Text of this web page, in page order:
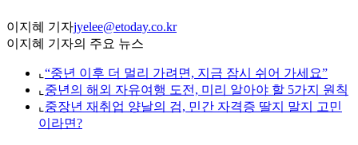
이지혜 기자jyelee@etoday.co.kr
이지혜 기자의 주요 뉴스
⌞ “중년 이후 더 멀리 가려면, 지금 잠시 쉬어 가세요”
⌞ 중년의 해외 자유여행 도전, 미리 알아야 할 5가지 원칙
⌞ 중장년 재취업 양날의 검, 민간 자격증 딸지 말지 고민
이라면?